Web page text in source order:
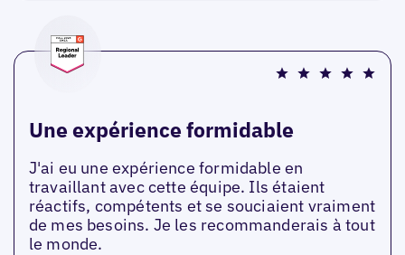
Une expérience formidable
J'ai eu une expérience formidable en
travaillant avec cette équipe. Ils étaient
réactifs, compétents et se souciaient vraiment
de mes besoins. Je les recommanderais à tout
le monde.